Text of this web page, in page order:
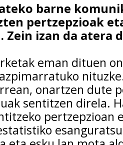
barne
pertzepzioak
izan da atera
eman dituen
onartzen dute
sentitzen direla.
pertzepzioan